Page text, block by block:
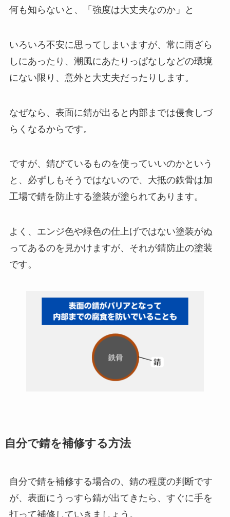
何も知らないと、「強度は大丈夫なのか」と
いろいろ不安に思ってしまいますが、常に雨ざら
しにあったり、潮風にあたりっぱなしなどの環境
にない限り、意外と大丈夫だったりします。
なぜなら、表面に錆が出ると内部までは侵食しづ
らくなるからです。
ですが、錆びているものを使っていいのかという
と、必ずしもそうではないので、大抵の鉄骨は加
工場で錆を防止する塗装が塗られてあります。
よく、エンジ色や緑色の仕上げではない塗装がぬ
ってあるのを見かけますが、それが錆防止の塗装
です。
自分で錆を補修する方法
自分で錆を補修する場合の、錆の程度の判断です
が、表面にうっすら錆が出てきたら、すぐに手を
打って補修していきましょう。